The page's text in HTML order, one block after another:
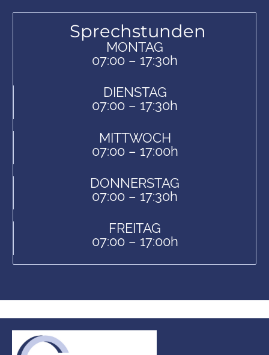
Sprechstunden
MONTAG
07:00 – 17:30h
DIENSTAG
07:00 – 17:30h
MITTWOCH
07:00 – 17:00h
DONNERSTAG
07:00 – 17:30h
FREITAG
07:00 – 17:00h